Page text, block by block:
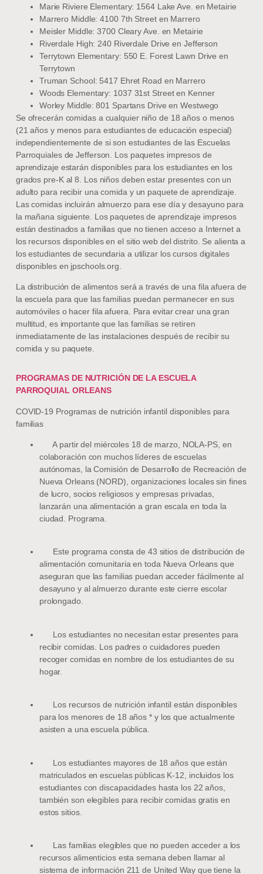
Marie Riviere Elementary: 1564 Lake Ave. en Metairie
Marrero Middle: 4100 7th Street en Marrero
Meisler Middle: 3700 Cleary Ave. en Metairie
Riverdale High: 240 Riverdale Drive en Jefferson
Terrytown Elementary: 550 E. Forest Lawn Drive en
Terrytown
Truman School: 5417 Ehret Road en Marrero
Woods Elementary: 1037 31st Street en Kenner
Worley Middle: 801 Spartans Drive en Westwego
Se ofrecerán comidas a cualquier niño de 18 años o menos
(21 años y menos para estudiantes de educación especial)
independientemente de si son estudiantes de las Escuelas
Parroquiales de Jefferson. Los paquetes impresos de
aprendizaje estarán disponibles para los estudiantes en los
grados pre-K al 8. Los niños deben estar presentes con un
adulto para recibir una comida y un paquete de aprendizaje.
Las comidas incluirán almuerzo para ese día y desayuno para
la mañana siguiente. Los paquetes de aprendizaje impresos
están destinados a familias que no tienen acceso a Internet a
los recursos disponibles en el sitio web del distrito. Se alienta a
los estudiantes de secundaria a utilizar los cursos digitales
disponibles en jpschools.org.
La distribución de alimentos será a través de una fila afuera de
la escuela para que las familias puedan permanecer en sus
automóviles o hacer fila afuera. Para evitar crear una gran
multitud, es importante que las familias se retiren
inmediatamente de las instalaciones después de recibir su
comida y su paquete.
PROGRAMAS DE NUTRICIÓN DE LA ESCUELA
PARROQUIAL ORLEANS
COVID-19 Programas de nutrición infantil disponibles para
familias
A partir del miércoles 18 de marzo, NOLA-PS, en
colaboración con muchos líderes de escuelas
autónomas, la Comisión de Desarrollo de Recreación de
Nueva Orleans (NORD), organizaciones locales sin fines
de lucro, socios religiosos y empresas privadas,
lanzarán una alimentación a gran escala en toda la
ciudad. Programa.
Este programa consta de 43 sitios de distribución de
alimentación comunitaria en toda Nueva Orleans que
aseguran que las familias puedan acceder fácilmente al
desayuno y al almuerzo durante este cierre escolar
prolongado.
Los estudiantes no necesitan estar presentes para
recibir comidas. Los padres o cuidadores pueden
recoger comidas en nombre de los estudiantes de su
hogar.
Los recursos de nutrición infantil están disponibles
para los menores de 18 años * y los que actualmente
asisten a una escuela pública.
Los estudiantes mayores de 18 años que están
matriculados en escuelas públicas K-12, incluidos los
estudiantes con discapacidades hasta los 22 años,
también son elegibles para recibir comidas gratis en
estos sitios.
Las familias elegibles que no pueden acceder a los
recursos alimenticios esta semana deben llamar al
sistema de información 211 de United Way que tiene la